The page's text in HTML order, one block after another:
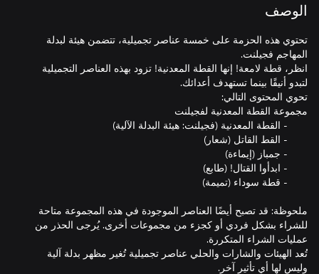
الوصف
تحتوي هذه الحزمة على خمسة عناصر تجميلية، تتضمن هيئة لبدلة
انظر، قطة لامعة! إنها القطة المعدنية! تزود بهذه العناصر التجميلية
ملحوظة: قد تصبح أيضًا العناصر الموجودة في هذه المجموعة متاحة
للشراء بشكل فردي أو كجزء من مجموعات أخرى. يُرجى الحذر من
تُعد الهيئات والشارات والحلي عناصر تجميلية تُغير مظهر بدلة آلية